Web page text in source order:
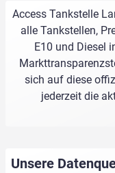
Access Tankstelle
alle Tankstellen,
E10 und Diesel
sich auf diese
jederzeit die
Unsere